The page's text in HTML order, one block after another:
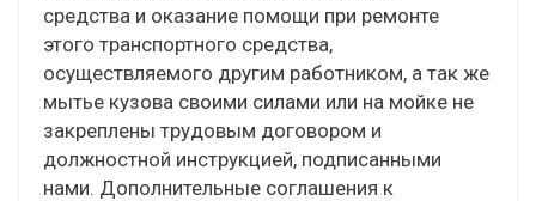
средства и оказание помощи при ремонте
этого транспортного средства,
осуществляемого другим работником, а так же
мытье кузова своими силами или на мойке не
закреплены трудовым договором и
должностной инструкцией, подписанными
нами. Дополнительные соглашения к